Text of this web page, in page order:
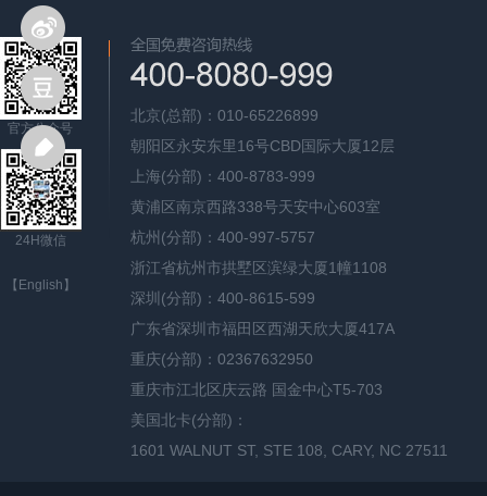
官方公众号
24H微信
【English】
北京(总部)：010-65226899
朝阳区永安东里16号CBD国际大厦12层
上海(分部)：400-8783-999
黄浦区南京西路338号天安中心603室
杭州(分部)：400-997-5757
浙江省杭州市拱墅区滨绿大厦1幢1108
深圳(分部)：400-8615-599
广东省深圳市福田区西湖天欣大厦417A
重庆(分部)：02367632950
重庆市江北区庆云路 国金中心T5-703
美国北卡(分部)：
1601 WALNUT ST, STE 108, CARY, NC 27511